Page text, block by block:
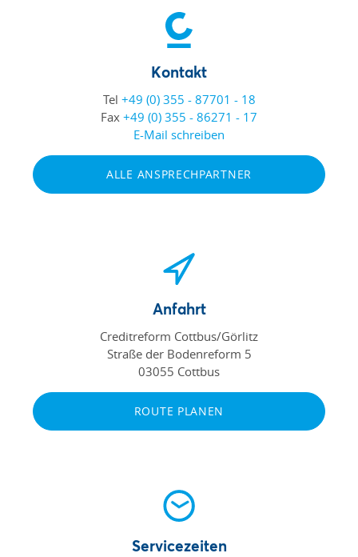
Kontakt
Tel +49 (0) 355 - 87701 - 18
Fax +49 (0) 355 - 86271 - 17
E-Mail schreiben
ALLE ANSPRECHPARTNER
Anfahrt
Creditreform Cottbus/Görlitz
Straße der Bodenreform 5
03055 Cottbus
ROUTE PLANEN
Servicezeiten